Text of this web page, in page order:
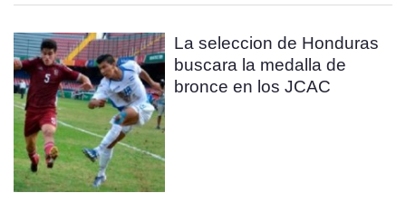
La seleccion de Honduras
buscara la medalla de
bronce en los JCAC